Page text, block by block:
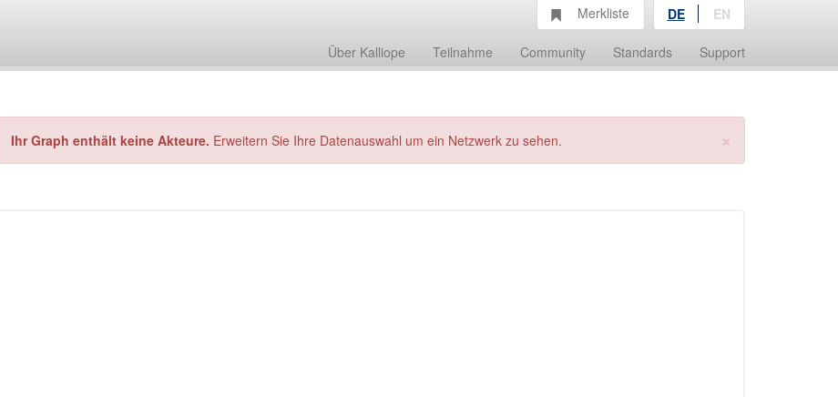
Über Kalliope Teilnahme Community Standards Support
Merkliste DE EN
×
Ihr Graph enthält keine Akteure. Erweitern Sie Ihre Datenauswahl um ein Netzwerk zu sehen.